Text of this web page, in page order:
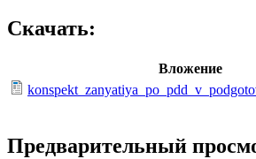
Скачать:
Вложение
Предварительный